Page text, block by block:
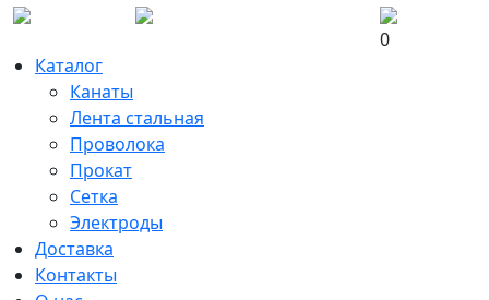
0
Каталог
Канаты
Лента стальная
Проволока
Прокат
Сетка
Электроды
Доставка
Контакты